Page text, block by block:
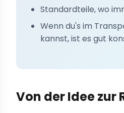
Standardteile, wo
Wenn du's im
kannst, ist es gut
Von der Idee zur